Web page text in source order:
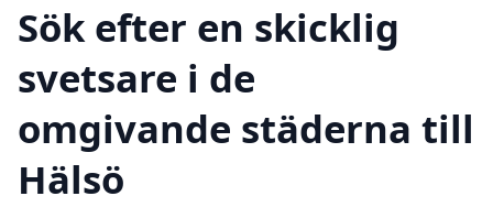
Sök efter en skicklig
svetsare i de
omgivande städerna till
Hälsö